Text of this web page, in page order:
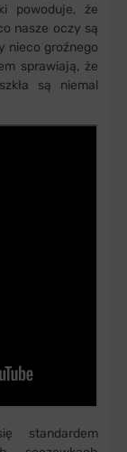
powoduje, że
nasze oczy są
nieco groźnego
sprawiają, że
są niemal
standardem